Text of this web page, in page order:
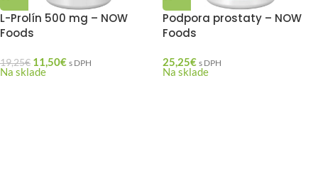
L-Prolín 500 mg – NOW
Foods
19,25€ 11,50€ s DPH
Na sklade
Podpora prostaty – NOW
Foods
25,25€ s DPH
Na sklade